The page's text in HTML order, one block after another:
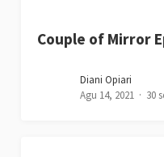
Couple of Mirror
Diani Opiari
Agu 14, 2021
30